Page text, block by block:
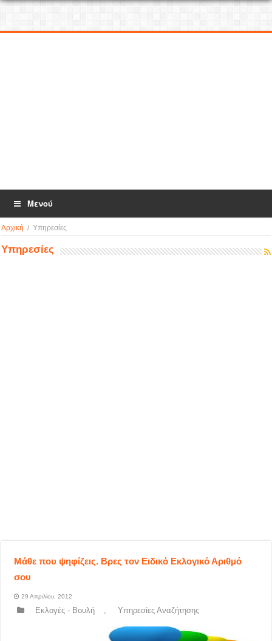
Μενού
Αρχική / Υπηρεσίες
Υπηρεσίες
Μάθε που ψηφίζεις. Βρες τον Ειδικό Εκλογικό Αριθμό
σου
29 Απριλίου, 2012
Εκλογές - Βουλή , Υπηρεσίες Αναζήτησης